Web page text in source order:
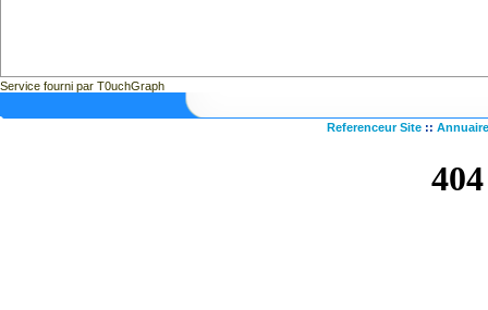
Service fourni par T0uchGraph
Referenceur Site::